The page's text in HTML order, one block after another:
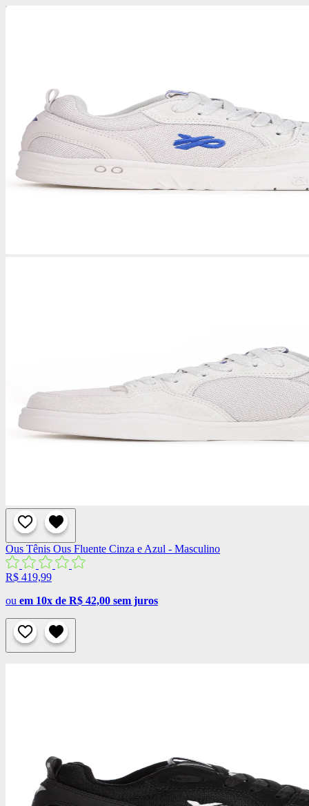
Ous Tênis Ous Fluente Cinza e Azul - Masculino
R$ 419,99
ou em 10x de R$ 42,00 sem juros